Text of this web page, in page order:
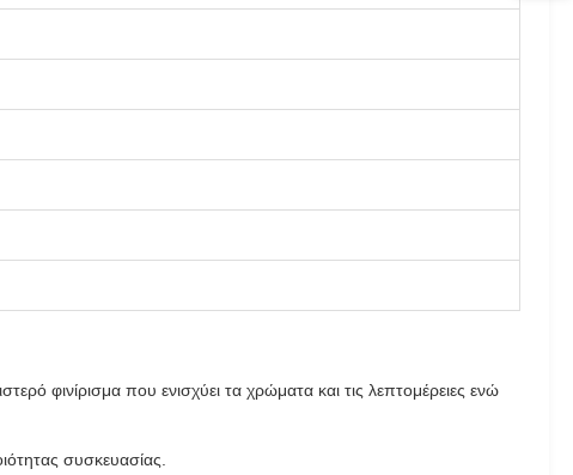
φινίρισμα που ενισχύει τα χρώματα και τις λεπτομέρειες ενώ
συσκευασίας.